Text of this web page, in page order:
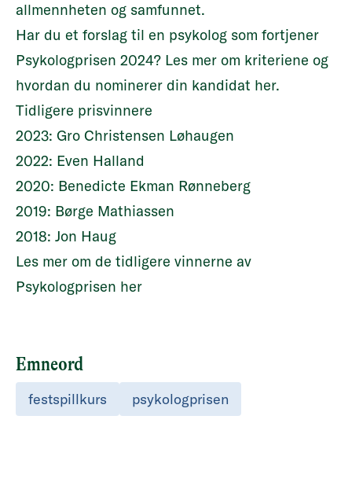
allmennheten og samfunnet.
Har du et forslag til en psykolog som fortjener
Psykologprisen 2024? Les mer om kriteriene og
hvordan du nominerer din kandidat her.
Tidligere prisvinnere
2023: Gro Christensen Løhaugen
2022: Even Halland
2020: Benedicte Ekman Rønneberg
2019: Børge Mathiassen
2018: Jon Haug
Les mer om de tidligere vinnerne av
Psykologprisen her
Emneord
festspillkurs psykologprisen